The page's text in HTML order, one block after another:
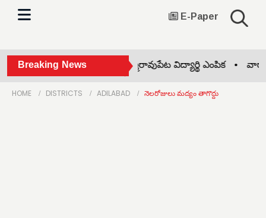
E-Paper
Breaking News
అథ్లెటిక్ పోటీలకు ధర్మరావుపేట విద్యార్థి ఎంపిక •
HOME DISTRICTS ADILABAD నెలరోజులు మద్యం తాగొద్దు